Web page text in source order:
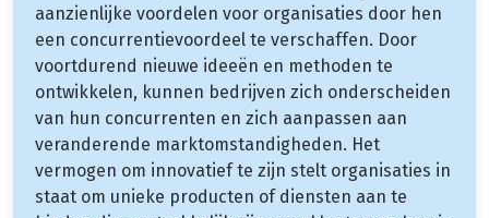
aanzienlijke voordelen voor organisaties door hen
een concurrentievoordeel te verschaffen. Door
voortdurend nieuwe ideeën en methoden te
ontwikkelen, kunnen bedrijven zich onderscheiden
van hun concurrenten en zich aanpassen aan
veranderende marktomstandigheden. Het
vermogen om innovatief te zijn stelt organisaties in
staat om unieke producten of diensten aan te